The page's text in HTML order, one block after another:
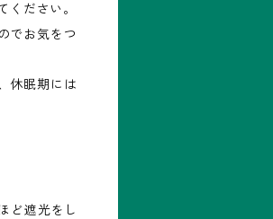
ださい。
でお気をつ
休眠期には
ど遮光をし